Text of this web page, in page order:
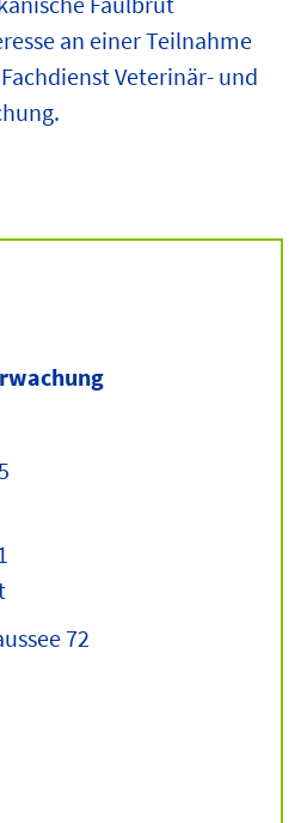
an einer Teilnahme
Veterinär- und
72